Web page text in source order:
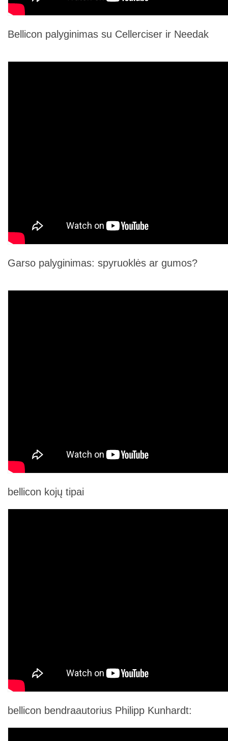
Bellicon palyginimas su Cellerciser ir Needak
Garso palyginimas: spyruoklės ar gumos?
bellicon kojų tipai
bellicon bendraautorius Philipp Kunhardt: